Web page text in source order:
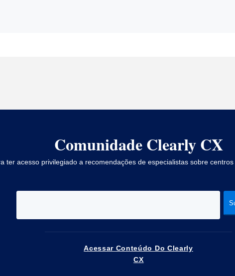
Comunidade Clearly CX
ter acesso privilegiado a recomendações de especialistas sobre
Acessar Conteúdo Do Clearly
CX